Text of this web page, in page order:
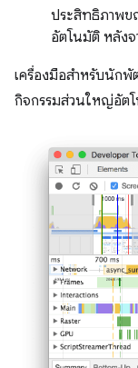
ประสิทธิภาพข
อัตโนมัติ หลัง
เครื่องมือสำหรับนัก
กิจกรรมส่วนใหญ่อัต